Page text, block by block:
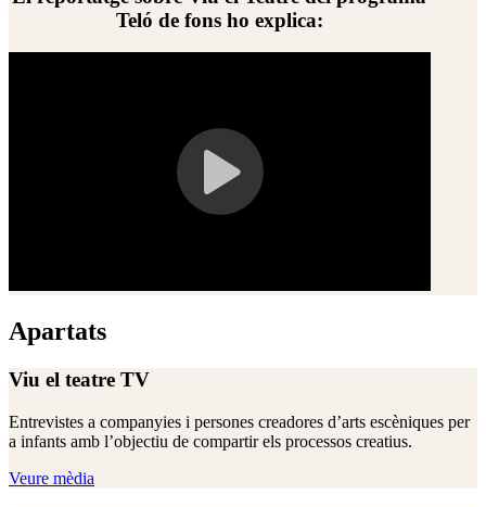
Teló de fons ho explica:
Apartats
Viu el teatre TV
Entrevistes a companyies i persones creadores d’arts escèniques per
a infants amb l’objectiu de compartir els processos creatius.
Veure mèdia